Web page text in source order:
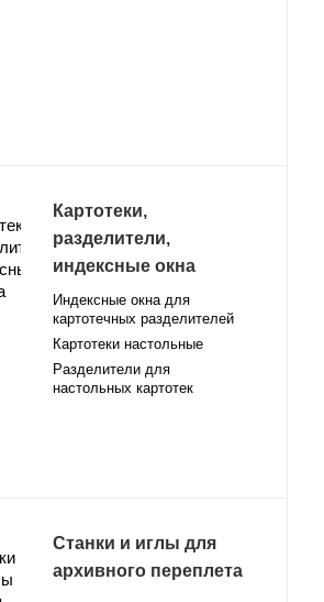
Картотеки,
разделители,
индексные окна
Индексные окна для
картотечных разделителей
Картотеки настольные
Разделители для
настольных картотек
Станки и иглы для
архивного переплета